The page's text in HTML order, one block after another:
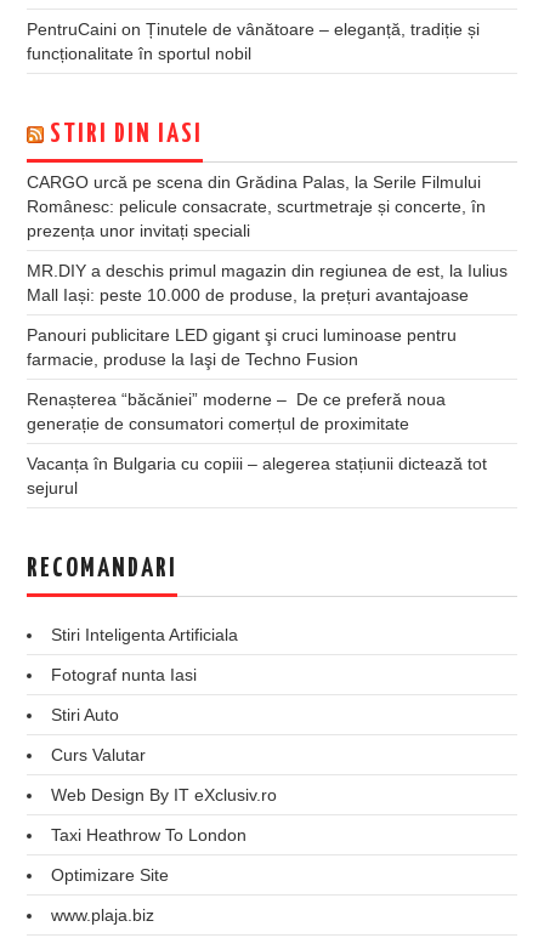
PentruCaini onȚinutele de vânătoare – eleganță, tradiție și
funcționalitate în sportul nobil
STIRI DIN IASI
CARGO urcă pe scena din Grădina Palas, la Serile Filmului
Românesc: pelicule consacrate, scurtmetraje și concerte, în
prezența unor invitați speciali
MR.DIY a deschis primul magazin din regiunea de est, la Iulius
Mall Iași: peste 10.000 de produse, la prețuri avantajoase
Panouri publicitare LED gigant şi cruci luminoase pentru
farmacie, produse la Iaşi de Techno Fusion
Renașterea “băcăniei” moderne – De ce preferă noua
generație de consumatori comerțul de proximitate
Vacanța în Bulgaria cu copiii – alegerea stațiunii dictează tot
sejurul
RECOMANDARI
Stiri Inteligenta Artificiala
Fotograf nunta Iasi
Stiri Auto
Curs Valutar
Web Design By IT eXclusiv.ro
Taxi Heathrow To London
Optimizare Site
www.plaja.biz